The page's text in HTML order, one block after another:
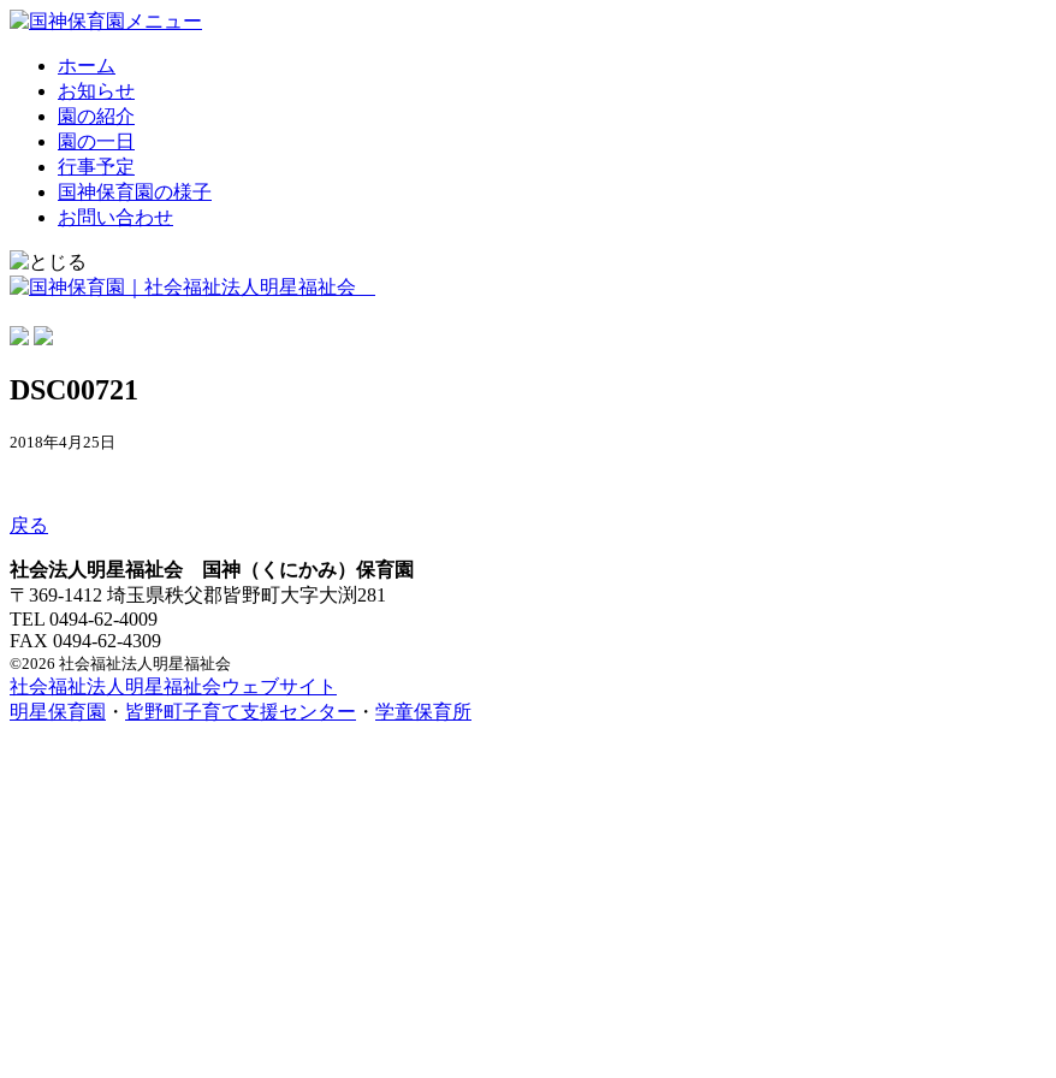
ホーム
お知らせ
園の紹介
園の一日
行事予定
国神保育園の様子
お問い合わせ
DSC00721
2018年4月25日
戻る
社会法人明星福祉会 国神（くにかみ）保育園
〒369-1412 埼玉県秩父郡皆野町大字大渕281
TEL 0494-62-4009
FAX 0494-62-4309
©2026 社会福祉法人明星福祉会
社会福祉法人明星福祉会ウェブサイト
明星保育園 ・ 皆野町子育て支援センター ・ 学童保育所